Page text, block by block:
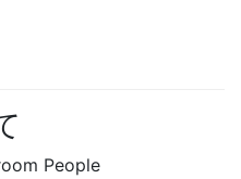
People